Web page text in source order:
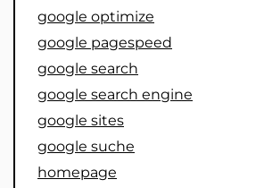
google optimize
google pagespeed
google search
google search engine
google sites
google suche
homepage